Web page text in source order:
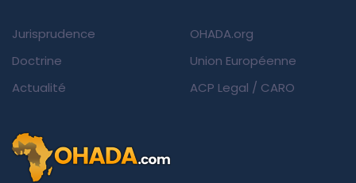
Jurisprudence
Doctrine
Actualité
OHADA.org
Union Européenne
ACP Legal / CARO